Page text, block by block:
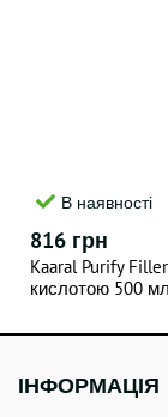
В наявності
816 грн
Kaaral Purify
кислотою 500 мл
ІНФОРМАЦІЯ